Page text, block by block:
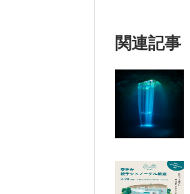
関連記事